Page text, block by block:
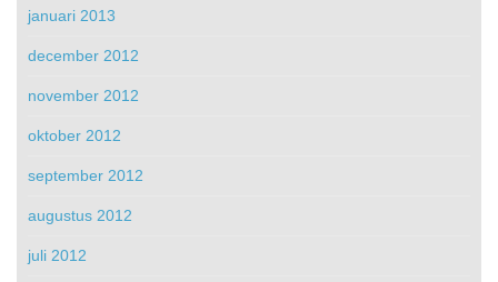
januari 2013
december 2012
november 2012
oktober 2012
september 2012
augustus 2012
juli 2012